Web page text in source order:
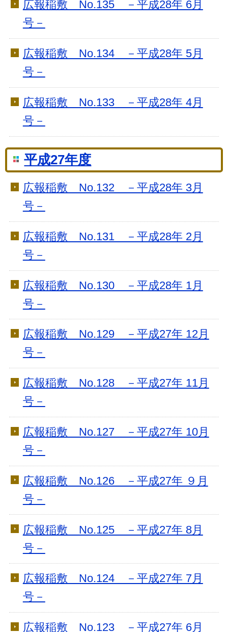
広報稲敷 No.135 －平成28年 6月
号－
広報稲敷 No.134 －平成28年 5月
号－
広報稲敷 No.133 －平成28年 4月
号－
平成27年度
広報稲敷 No.132 －平成28年 3月
号－
広報稲敷 No.131 －平成28年 2月
号－
広報稲敷 No.130 －平成28年 1月
号－
広報稲敷 No.129 －平成27年 12月
号－
広報稲敷 No.128 －平成27年 11月
号－
広報稲敷 No.127 －平成27年 10月
号－
広報稲敷 No.126 －平成27年 ９月
号－
広報稲敷 No.125 －平成27年 8月
号－
広報稲敷 No.124 －平成27年 7月
号－
広報稲敷 No.123 －平成27年 6月